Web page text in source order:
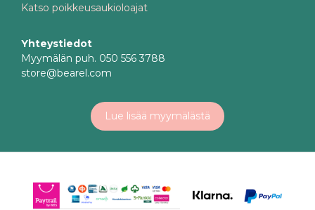
Katso poikkeusaukioloajat
Yhteystiedot
Myymälän puh. 050 556 3788
store@bearel.com
Lue lisää myymälästä